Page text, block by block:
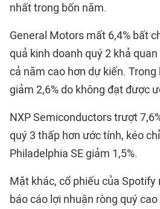
nhất trong bốn năm.
General Motors mất 6,4% bất
quả kinh doanh quý 2 khả
cả năm cao hơn dự kiến.
giảm 2,6% do không đạt được
NXP Semiconductors trượt
quý 3 thấp hơn ước tính, kéo
Philadelphia SE giảm 1,5%.
Mặt khác, cổ phiếu của Spotify
báo cáo lợi nhuận ròng quý